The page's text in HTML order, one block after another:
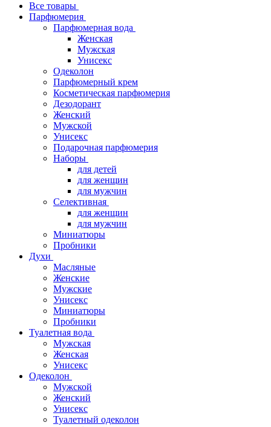
Все товары
Парфюмерия
Парфюмерная вода
Женская
Мужская
Унисекс
Одеколон
Парфюмерный крем
Косметическая парфюмерия
Дезодорант
Женский
Мужской
Унисекс
Подарочная парфюмерия
Наборы
для детей
для женщин
для мужчин
Селективная
для женщин
для мужчин
Миниатюры
Пробники
Духи
Масляные
Женские
Мужские
Унисекс
Миниатюры
Пробники
Туалетная вода
Мужская
Женская
Унисекс
Одеколон
Мужской
Женский
Унисекс
Туалетный одеколон